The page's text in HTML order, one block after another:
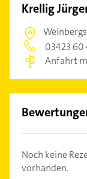
Krellig
03423 60
Anfahrt
Noch keine
vorhanden.